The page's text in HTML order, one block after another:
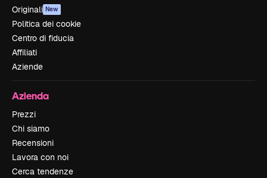
Originali New
Politica dei cookie
Centro di fiducia
Affiliati
Aziende
Azienda
Prezzi
Chi siamo
Recensioni
Lavora con noi
Cerca tendenze